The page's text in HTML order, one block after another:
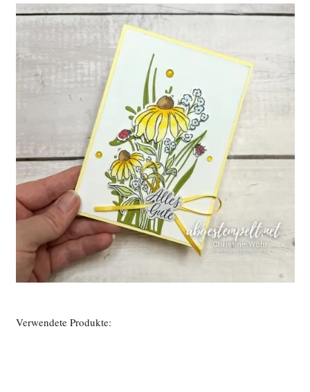
Verwendete Produkte: